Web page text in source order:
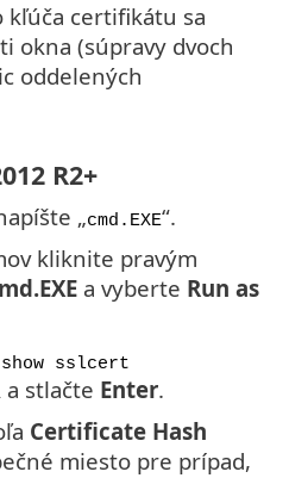
kľúča certifikátu sa
okna (súpravy dvoch
oddelených
R2+
„cmd.EXE“.
kliknite pravým
a vyberte Run as
sslcert
a stlačte Enter.
Certificate Hash
miesto pre prípad,